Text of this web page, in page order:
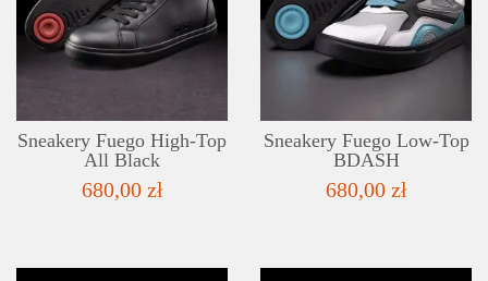
LISTA ŻYCZEŃ
Sneakery Fuego High-Top
All Black
680,00 zł
Sneakery Fuego Low-Top
BDASH
680,00 zł